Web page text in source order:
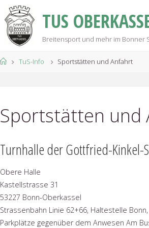
Skip
to
content
TUS OBERKASS
Breitensport und mehr im Bonner
HomeTuS-Info Sportstätten und Anfahrt
Sportstätten und
Turnhalle der Gottfried-Kinkel-
Obere Halle
Kastellstrasse 31
53227 Bonn-Oberkassel
Strassenbahn Linie 62+66, Haltestelle
Parkplätze gegenüber dem Anwesen Am